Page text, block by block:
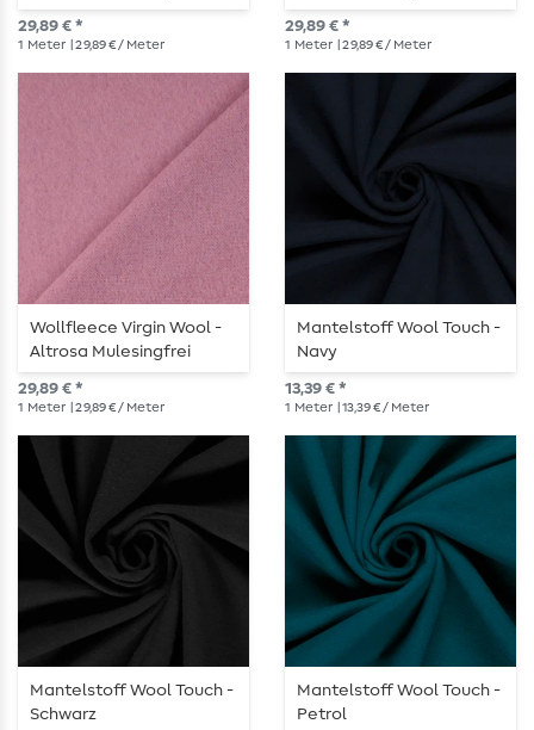
29,89 € *
1 Meter | 29,89 € / Meter
29,89 € *
1 Meter | 29,89 € / Meter
Wollfleece Virgin Wool -
Altrosa Mulesingfrei
29,89 € *
1 Meter | 29,89 € / Meter
Mantelstoff Wool Touch -
Navy
13,39 € *
1 Meter | 13,39 € / Meter
Mantelstoff Wool Touch -
Schwarz
Mantelstoff Wool Touch -
Petrol